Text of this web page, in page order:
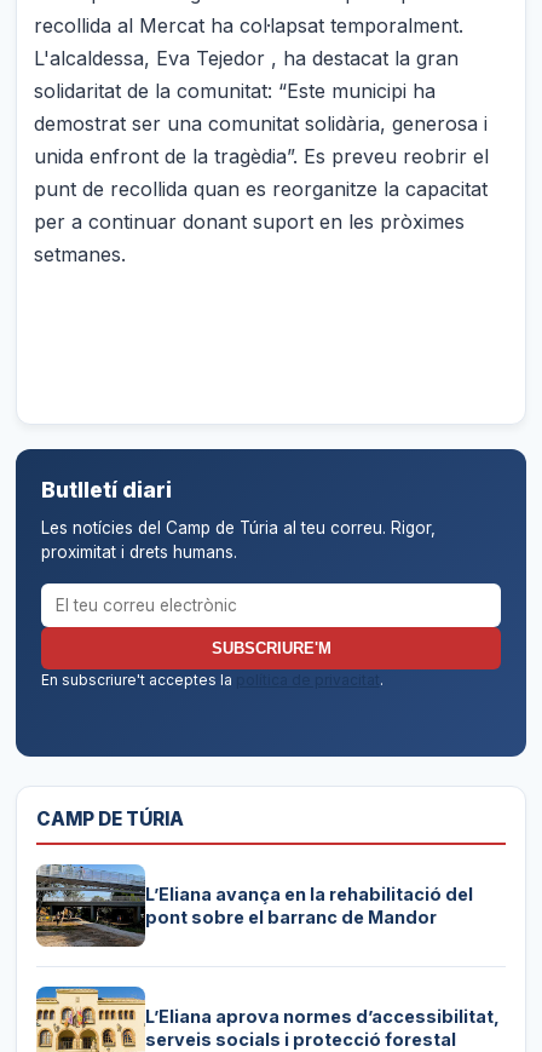
recollida al Mercat ha col·lapsat temporalment.
L'alcaldessa, Eva Tejedor , ha destacat la gran
solidaritat de la comunitat: “Este municipi ha
demostrat ser una comunitat solidària, generosa i
unida enfront de la tragèdia”. Es preveu reobrir el
punt de recollida quan es reorganitze la capacitat
per a continuar donant suport en les pròximes
setmanes.
Butlletí diari
Les notícies del Camp de Túria al teu correu. Rigor,
proximitat i drets humans.
Correu electrònic per al butlletí
SUBSCRIURE'M
En subscriure't acceptes la
política de privacitat.
CAMP DE TÚRIA
L’Eliana avança en la rehabilitació del
pont sobre el barranc de Mandor
L’Eliana aprova normes d’accessibilitat,
serveis socials i protecció forestal